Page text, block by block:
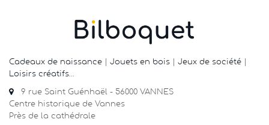
Cadeaux de naissance Jouets en bois Jeux de société
Loisirs créatifs…
9 rue Saint Guénhaël - 56000 VANNES
Centre historique de Vannes
Près de la cathédrale